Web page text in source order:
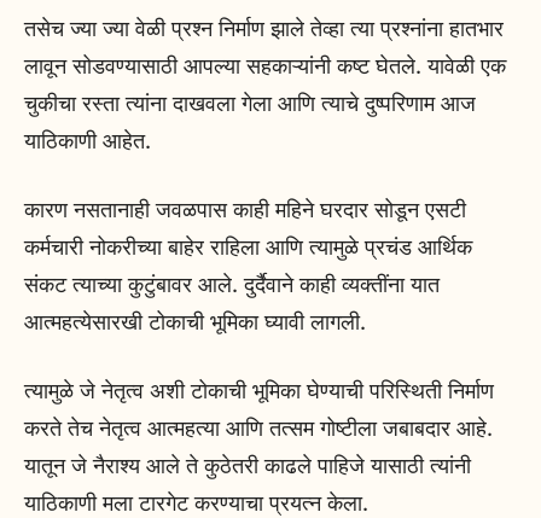
तसेच ज्या ज्या वेळी प्रश्न निर्माण झाले तेव्हा त्या प्रश्नांना हातभार
लावून सोडवण्यासाठी आपल्या सहकाऱ्यांनी कष्ट घेतले. यावेळी एक
चुकीचा रस्ता त्यांना दाखवला गेला आणि त्याचे दुष्परिणाम आज
याठिकाणी आहेत.
कारण नसतानाही जवळपास काही महिने घरदार सोडून एसटी
कर्मचारी नोकरीच्या बाहेर राहिला आणि त्यामुळे प्रचंड आर्थिक
संकट त्याच्या कुटुंबावर आले. दुर्दैवाने काही व्यक्तींना यात
आत्महत्येसारखी टोकाची भूमिका घ्यावी लागली.
त्यामुळे जे नेतृत्व अशी टोकाची भूमिका घेण्याची परिस्थिती निर्माण
करते तेच नेतृत्व आत्महत्या आणि तत्सम गोष्टीला जबाबदार आहे.
यातून जे नैराश्य आले ते कुठेतरी काढले पाहिजे यासाठी त्यांनी
याठिकाणी मला टारगेट करण्याचा प्रयत्न केला.